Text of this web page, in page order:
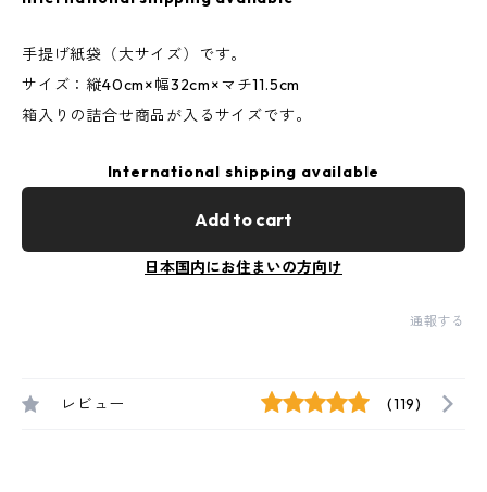
手提げ紙袋（大サイズ）です。
サイズ：縦40cm×幅32cm×マチ11.5cm
箱入りの詰合せ商品が入るサイズです。
International shipping available
Add to cart
日本国内にお住まいの方向け
通報する
レビュー (119)